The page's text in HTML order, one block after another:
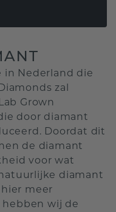
in Nederland die
zal
Grown
door diamant
Doordat dit
de diamant
voor wat
diamant
meer
wij de